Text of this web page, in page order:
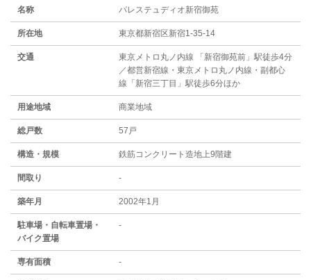
名称 パレステュディオ新宿御苑
所在地 東京都新宿区新宿1-35-14
交通
東京メトロ丸ノ内線 「新宿御苑前」駅徒歩4分
／都営新宿線・東京メトロ丸ノ内線・副都心
線「新宿三丁目」駅徒歩6分ほか
用途地域 商業地域
総戸数 57戸
構造・規模 鉄筋コンクリート造地上9階建
間取り -
築年月 2002年1月
駐⾞場・⾃転⾞置場・
バイク置場
-
専有面積 -